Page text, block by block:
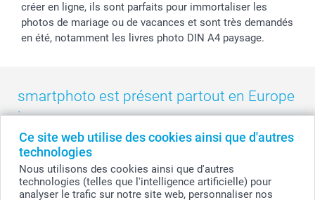
Ce site web utilise des cookies ainsi que d'autres
technologies
Nous utilisons des cookies ainsi que d'autres
technologies (telles que l'intelligence artificielle) pour
analyser le trafic sur notre site web, personnaliser nos
créer en ligne, ils sont parfaits pour immortaliser les
photos de mariage ou de vacances et sont très demandés
en été, notamment les livres photo DIN A4 paysage.
smartphoto est présent partout en Europe
:
België - Belgique - Danmark - Deutschland - France - Ireland
- Nederland - Norge
Switzerland - Suomi - Sverige - United Kingdom
Other Countries